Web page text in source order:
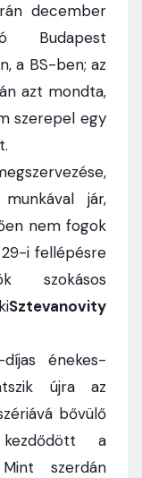
december
a BS-ben; az
azt mondta,
szerepel egy
jár,
nem fogok
i fellépésre
szokásos
Sztevanovity
énekes-
újra az
bővülő
kezdődött a
szerdán